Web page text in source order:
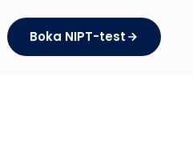
Boka NIPT-test